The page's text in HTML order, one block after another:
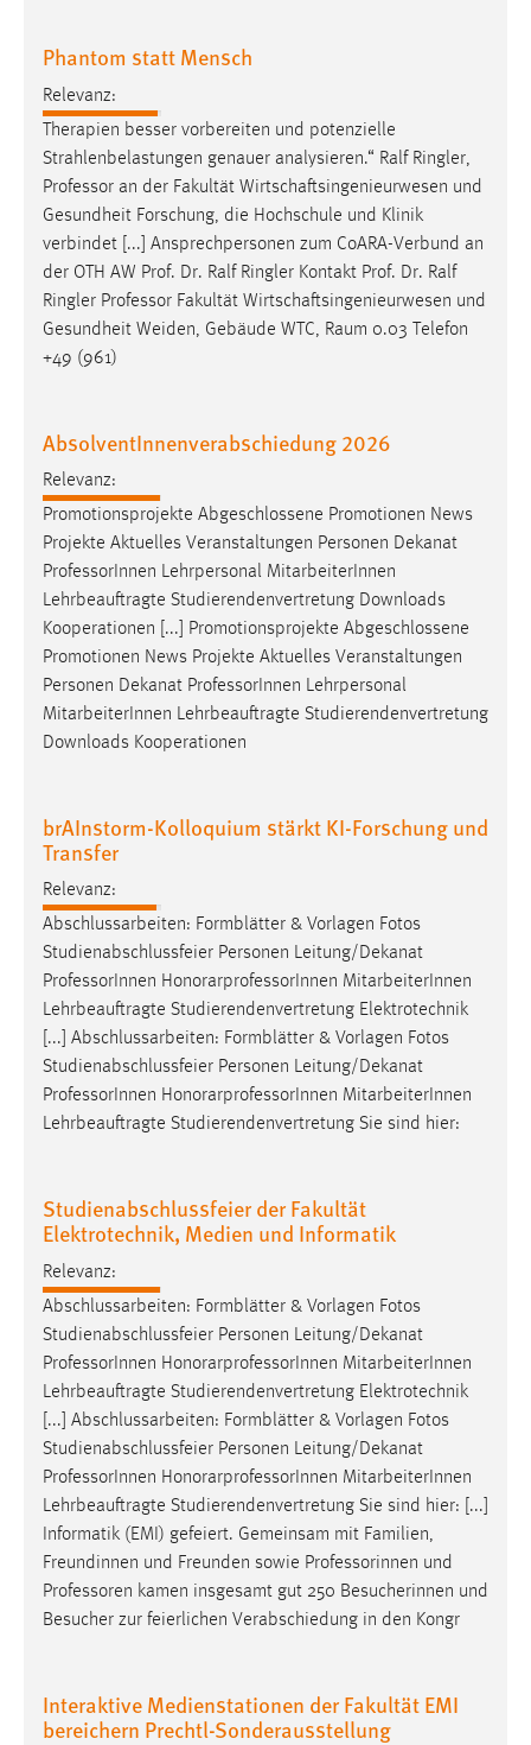
Phantom statt Mensch
Relevanz:
Therapien besser vorbereiten und potenzielle
Strahlenbelastungen genauer analysieren.“ Ralf Ringler,
Professor an der Fakultät Wirtschaftsingenieurwesen und
Gesundheit Forschung, die Hochschule und Klinik
verbindet [...] Ansprechpersonen zum CoARA-Verbund an
der OTH AW Prof. Dr. Ralf Ringler Kontakt Prof. Dr. Ralf
Ringler Professor Fakultät Wirtschaftsingenieurwesen und
Gesundheit Weiden, Gebäude WTC, Raum 0.03 Telefon
+49 (961)
AbsolventInnenverabschiedung 2026
Relevanz:
Promotionsprojekte Abgeschlossene Promotionen News
Projekte Aktuelles Veranstaltungen Personen Dekanat
Professor Innen Lehrpersonal MitarbeiterInnen
Lehrbeauftragte Studierendenvertretung Downloads
Kooperationen [...] Promotionsprojekte Abgeschlossene
Promotionen News Projekte Aktuelles Veranstaltungen
Personen Dekanat Professor Innen Lehrpersonal
MitarbeiterInnen Lehrbeauftragte Studierendenvertretung
Downloads Kooperationen
brAInstorm-Kolloquium stärkt KI-Forschung und
Transfer
Relevanz:
Abschlussarbeiten: Formblätter & Vorlagen Fotos
Studienabschlussfeier Personen Leitung/Dekanat
ProfessorInnen HonorarprofessorInnen MitarbeiterInnen
Lehrbeauftragte Studierendenvertretung Elektrotechnik
[...] Abschlussarbeiten: Formblätter & Vorlagen Fotos
Studienabschlussfeier Personen Leitung/Dekanat
ProfessorInnen HonorarprofessorInnen MitarbeiterInnen
Lehrbeauftragte Studierendenvertretung Sie sind hier:
Studienabschlussfeier der Fakultät
Elektrotechnik, Medien und Informatik
Relevanz:
Abschlussarbeiten: Formblätter & Vorlagen Fotos
Studienabschlussfeier Personen Leitung/Dekanat
Professor Innen HonorarprofessorInnen MitarbeiterInnen
Lehrbeauftragte Studierendenvertretung Elektrotechnik
[...] Abschlussarbeiten: Formblätter & Vorlagen Fotos
Studienabschlussfeier Personen Leitung/Dekanat
Professor Innen HonorarprofessorInnen MitarbeiterInnen
Lehrbeauftragte Studierendenvertretung Sie sind hier: [...]
Informatik (EMI) gefeiert. Gemeinsam mit Familien,
Freundinnen und Freunden sowie Professorinnen und
Professoren kamen insgesamt gut 250 Besucherinnen und
Besucher zur feierlichen Verabschiedung in den Kongr
Interaktive Medienstationen der Fakultät EMI
bereichern Prechtl-Sonderausstellung
Um Inhalte von Videoplattformen und Social Media
externen Medien Cookies gesetzt.
YouTube
Vimeo